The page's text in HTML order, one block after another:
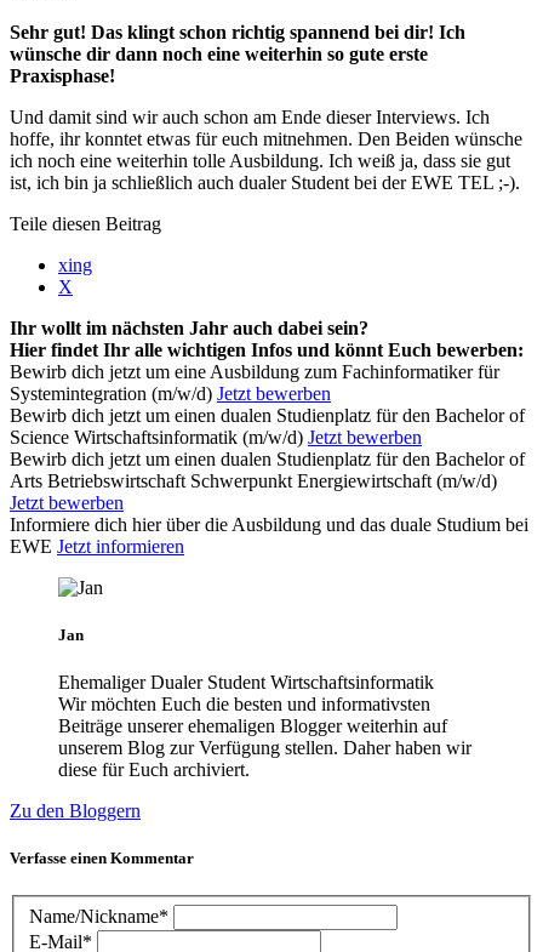
Sehr gut! Das klingt schon richtig spannend bei dir! Ich
wünsche dir dann noch eine weiterhin so gute erste
Praxisphase!
Und damit sind wir auch schon am Ende dieser Interviews. Ich
hoffe, ihr konntet etwas für euch mitnehmen. Den Beiden wünsche
ich noch eine weiterhin tolle Ausbildung. Ich weiß ja, dass sie gut
ist, ich bin ja schließlich auch dualer Student bei der EWE TEL ;-).
Teile diesen Beitrag
xing
X
Ihr wollt im nächsten Jahr auch dabei sein?
Hier findet Ihr alle wichtigen Infos und könnt Euch bewerben:
Bewirb dich jetzt um eine Ausbildung zum Fachinformatiker für
Systemintegration (m/w/d) Jetzt bewerben
Bewirb dich jetzt um einen dualen Studienplatz für den Bachelor of
Science Wirtschaftsinformatik (m/w/d) Jetzt bewerben
Bewirb dich jetzt um einen dualen Studienplatz für den Bachelor of
Arts Betriebswirtschaft Schwerpunkt Energiewirtschaft (m/w/d)
Jetzt bewerben
Informiere dich hier über die Ausbildung und das duale Studium bei
EWE Jetzt informieren
Jan
Ehemaliger Dualer Student Wirtschaftsinformatik
Wir möchten Euch die besten und informativsten
Beiträge unserer ehemaligen Blogger weiterhin auf
unserem Blog zur Verfügung stellen. Daher haben wir
diese für Euch archiviert.
Zu den Bloggern
Verfasse einen Kommentar
Name/Nickname*
E-Mail*